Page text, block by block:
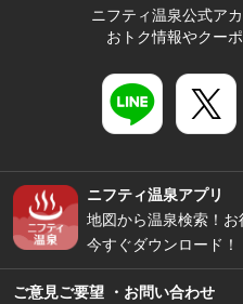
ニフティ温泉公式ア
おトク情報やクー
ニフティ温泉アプリ
地図から温泉検索！お
今すぐダウンロード！
ご意見ご要望 ・お問い合わせ